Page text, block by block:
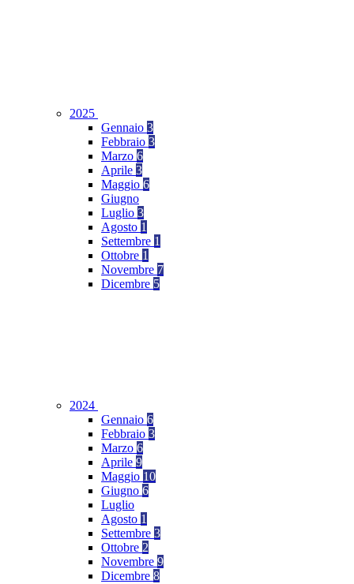
2025
Gennaio 3
Febbraio 3
Marzo 6
Aprile 3
Maggio 6
Giugno
Luglio 3
Agosto 1
Settembre 1
Ottobre 1
Novembre 7
Dicembre 5
2024
Gennaio 6
Febbraio 3
Marzo 6
Aprile 9
Maggio 10
Giugno 6
Luglio
Agosto 1
Settembre 3
Ottobre 2
Novembre 9
Dicembre 8